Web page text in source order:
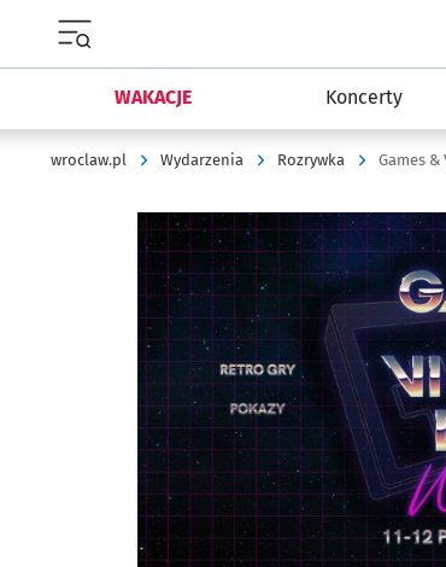
WAKACJE Koncerty
wroclaw.pl Wydarzenia Rozrywka Games &
Kliknij, aby powiększyć